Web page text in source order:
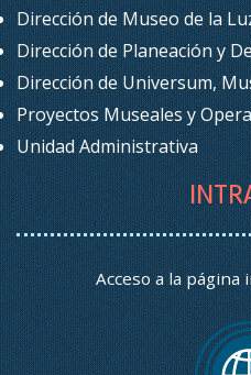
Dirección de Museo de la
Dirección de Planeación y
Dirección de Universum,
Proyectos Museales y
Unidad Administrativa
Acceso a la página